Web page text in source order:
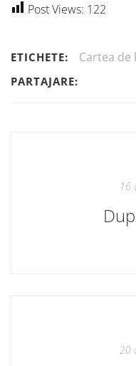
Post Views: 122
ETICHETE: Cartea de
PARTAJARE:
16
20